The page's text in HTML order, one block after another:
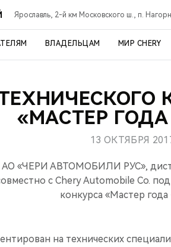
Ярославль, 2-й км Московского ш., п.
ВЛАДЕЛЬЦАМ МИР CHERY
«МАСТЕР ГОДА
13 ОКТЯБРЯ
АО «ЧЕРИ АВТОМОБИЛИ РУС»,
с Chery Automobile Co.
конкурса «Мастер года
на технических